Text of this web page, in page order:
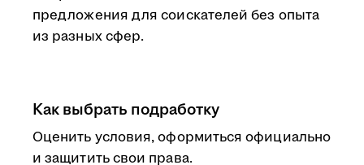
предложения для соискателей без опыта
из разных сфер.
Как выбрать подработку
Оценить условия, оформиться официально
и защитить свои права.